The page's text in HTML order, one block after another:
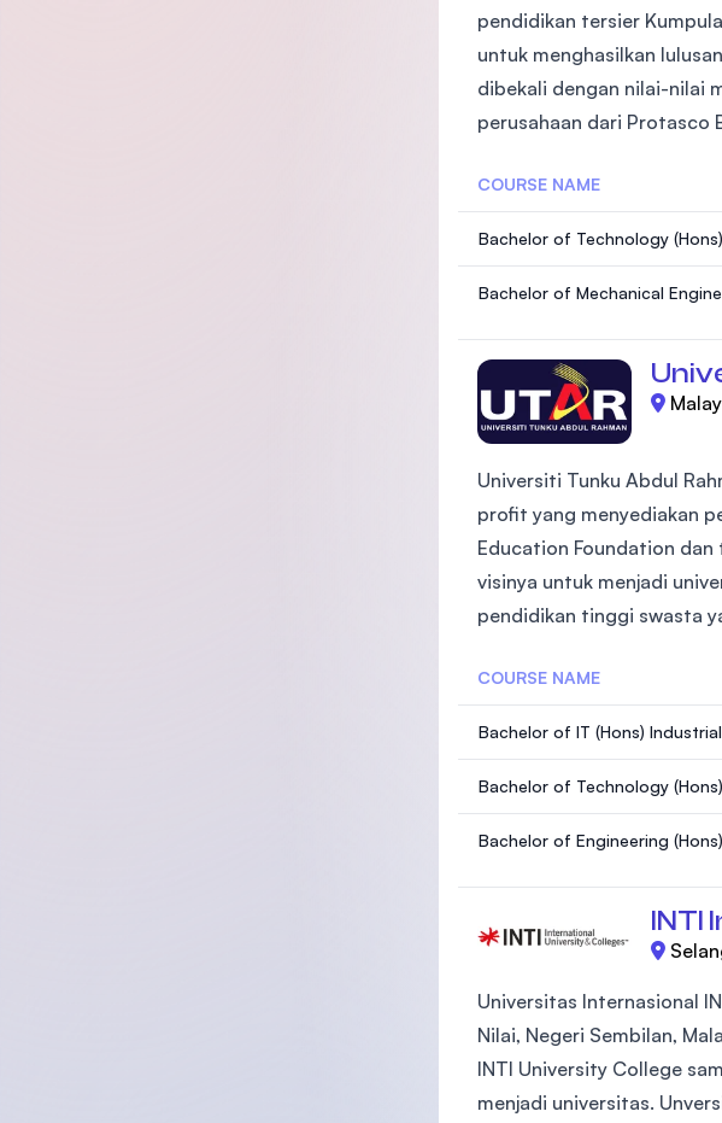
pendidikan tersier
untuk menghasilkan
dibekali dengan nilai-nilai
perusahaan dari Protasco
COURSE NAME
Bachelor of Technology
Bachelor of Mechanical
Universiti Tunku Abdul
profit yang menyediakan
Education Foundation
visinya untuk menjadi
pendidikan tinggi swasta
COURSE NAME
Bachelor of IT (Hons)
Bachelor of Technology
Bachelor of Engineering
INTI
Universitas Internasional
Nilai, Negeri Sembilan,
INTI University College
menjadi universitas.